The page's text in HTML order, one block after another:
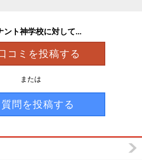
ント神学校に対して...
コミを投稿する
または
質問を投稿する